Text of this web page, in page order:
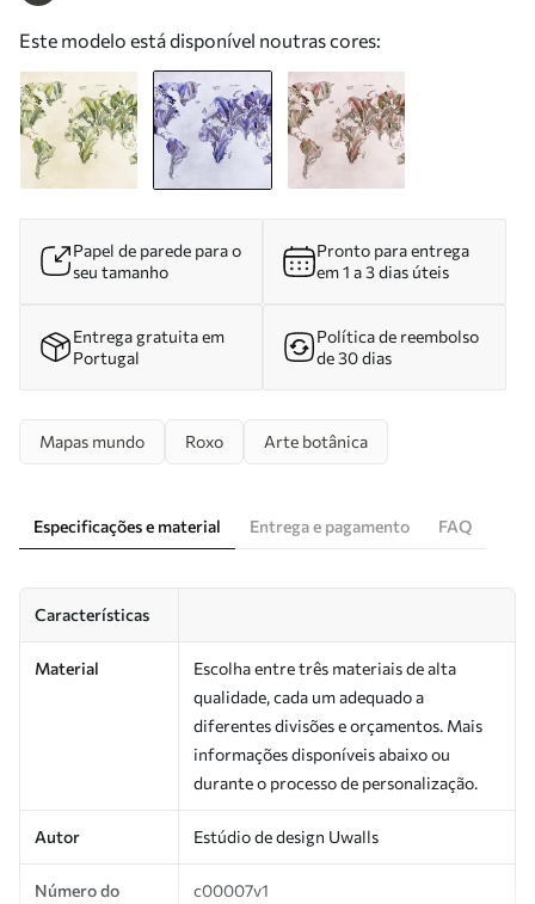
Este modelo está disponível noutras cores:
Papel de parede para o
seu tamanho
Pronto para entrega
em 1 a 3 dias úteis
Entrega gratuita em
Portugal
Política de reembolso
de 30 dias
Mapas mundo Roxo Arte botânica
Especificações e material Entrega e pagamento FAQ
Características
Material
Escolha entre três materiais de alta
qualidade, cada um adequado a
diferentes divisões e orçamentos. Mais
informações disponíveis abaixo ou
durante o processo de personalização.
Autor Estúdio de design Uwalls
Número do
c00007v1